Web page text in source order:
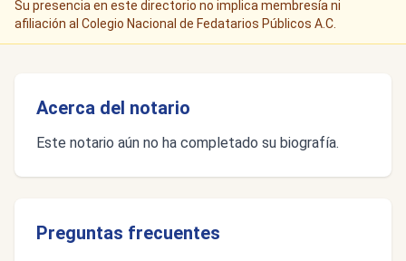
Su presencia en este directorio no implica membresía ni
afiliación al Colegio Nacional de Fedatarios Públicos A.C.
Acerca del notario
Este notario aún no ha completado su biografía.
Preguntas frecuentes